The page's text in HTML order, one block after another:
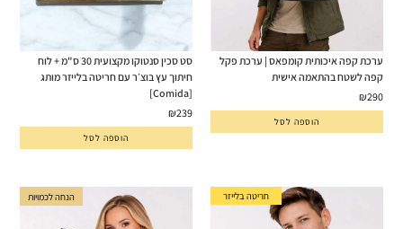
ערכת קפה איכותית קומפאס | ערכת פקל
קפה לשטח בהתאמה אישית
₪290
הוספה לסל
סט סכין סנטוקו מקצועית 30 ס"מ + לוח
חיתוך עץ בוצ׳ר עם חריטה בלייזר מותג
[Comida]
₪239
הוספה לסל
חריטה בלייזר הנחה לכמויות